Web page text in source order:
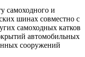
самоходного и
шинах совместно с
самоходных катков
автомобильных
сооружений